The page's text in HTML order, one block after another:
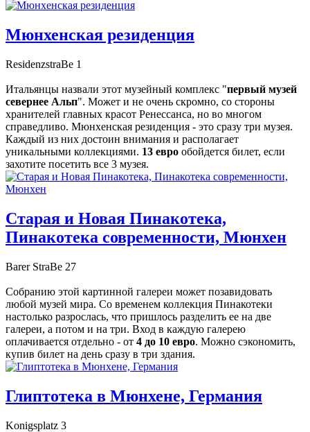
Мюнхенская резиденция
ResidenzstraBe 1
Итальянцы назвали этот музейный комплекс "первый музей
севернее Альп". Может и не очень скромно, со стороны
хранителей главных красот Ренессанса, но во многом
справедливо. Мюнхенская резиденция - это сразу три музея.
Каждый из них достоин внимания и располагает
уникальными коллекциями. 13 евро обойдется билет, если
захотите посетить все 3 музея.
Старая и Новая Пинакотека,
Пинакотека современности, Мюнхен
Barer StraBe 27
Собранию этой картинной галереи может позавидовать
любой музей мира. Со временем коллекция Пинакотеки
настолько разрослась, что пришлось разделить ее на две
галереи, а потом и на три. Вход в каждую галерею
оплачивается отдельно - от 4 до 10 евро. Можно сэкономить,
купив билет на день сразу в три здания.
Глиптотека в Мюнхене, Германия
Konigsplatz 3